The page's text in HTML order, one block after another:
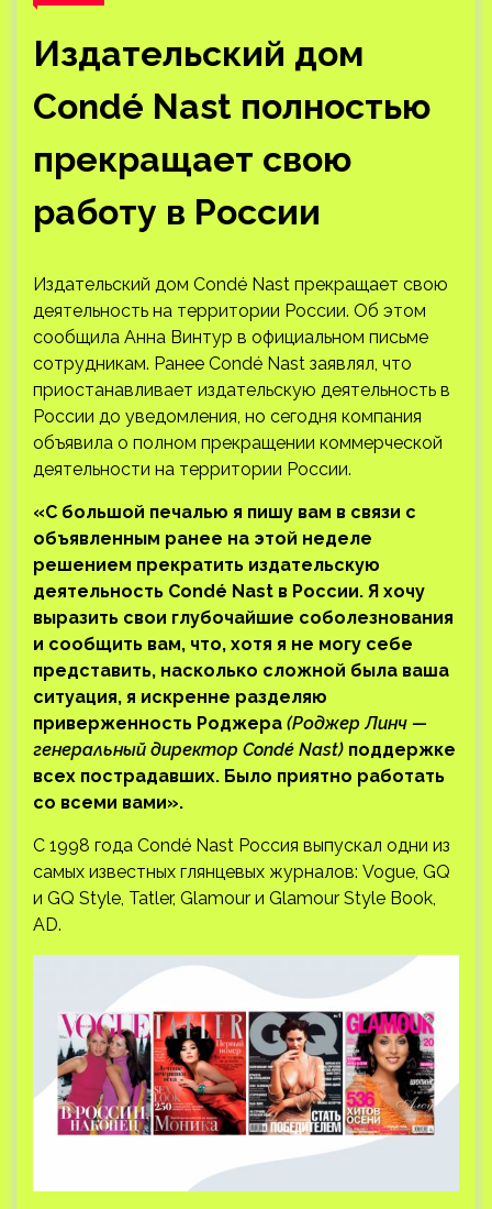
Издательский дом
Condé Nast полностью
прекращает свою
работу в России
Издательский дом Condé Nast прекращает свою
деятельность на территории России. Об этом
сообщила Анна Винтур в официальном письме
сотрудникам. Ранее Condé Nast заявлял, что
приостанавливает издательскую деятельность в
России до уведомления, но сегодня компания
объявила о полном прекращении коммерческой
деятельности на территории России.
«С большой печалью я пишу вам в связи с
объявленным ранее на этой неделе
решением прекратить издательскую
деятельность Condé Nast в России. Я хочу
выразить свои глубочайшие соболезнования
и сообщить вам, что, хотя я не могу себе
представить, насколько сложной была ваша
ситуация, я искренне разделяю
приверженность Роджера (Роджер Линч —
генеральный директор Condé Nast) поддержке
всех пострадавших. Было приятно работать
со всеми вами».
С 1998 года Condé Nast Россия выпускал одни из
самых известных глянцевых журналов: Vogue, GQ
и GQ Style, Tatler, Glamour и Glamour Style Book,
AD.